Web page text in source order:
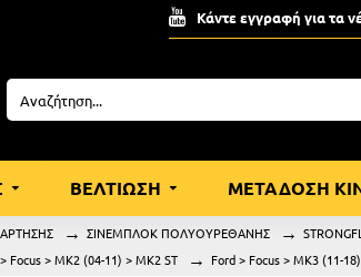
Κάντε εγγραφή για τα
ΒΕΛΤΙΩΣΗ ΜΕΤΑΔΟΣΗ
ΣΙΝΕΜΠΛΟΚ ΠΟΛΥΟΥΡΕΘΑΝΗΣ
Focus > MK2 (04-11) > MK2 ST Ford > Focus > MK3 (11-